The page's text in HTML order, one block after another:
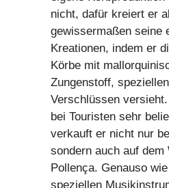
nicht, dafür kreiert er
gewissermaßen seine
Kreationen, indem er
Körbe mit
Zungenstoff,
Verschlüssen
bei Touristen sehr
verkauft er nicht nur
sondern auch auf dem
Pollença. Genauso
speziellen